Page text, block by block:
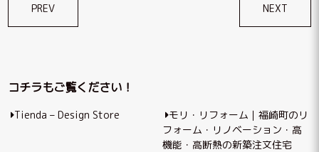
稿
ゲ
ー
PREV NEXT
コチラもご覧ください！
Tienda – Design Store
モリ・リフォーム｜福崎町のリ
フォーム・リノベーション・高
機能・高断熱の新築注文住宅